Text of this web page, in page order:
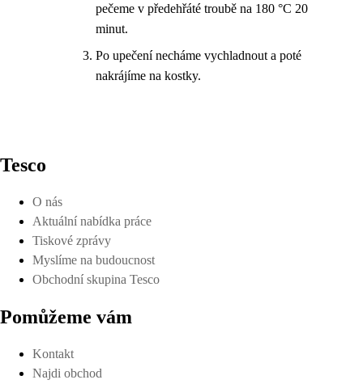
pečeme v předehřáté troubě na 180 °C 20
minut.
Po upečení necháme vychladnout a poté
nakrájíme na kostky.
Tesco
O nás
Aktuální nabídka práce
Tiskové zprávy
Myslíme na budoucnost
Obchodní skupina Tesco
Pomůžeme vám
Kontakt
Najdi obchod